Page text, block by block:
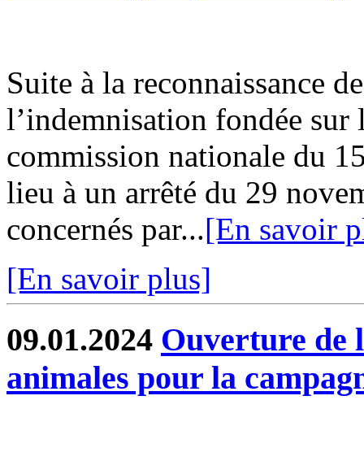
Suite à la reconnaissance
l’indemnisation fondée
commission nationale du
lieu à un arrêté du 29
concernés par...[En savoir
[En savoir plus]
09.01.2024 Ouverture de
animales pour la